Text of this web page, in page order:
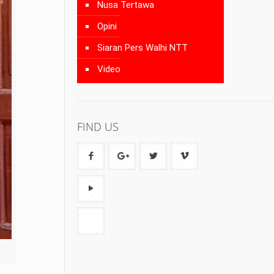
Nusa Tertawa
Opini
Siaran Pers Walhi NTT
Video
FIND US